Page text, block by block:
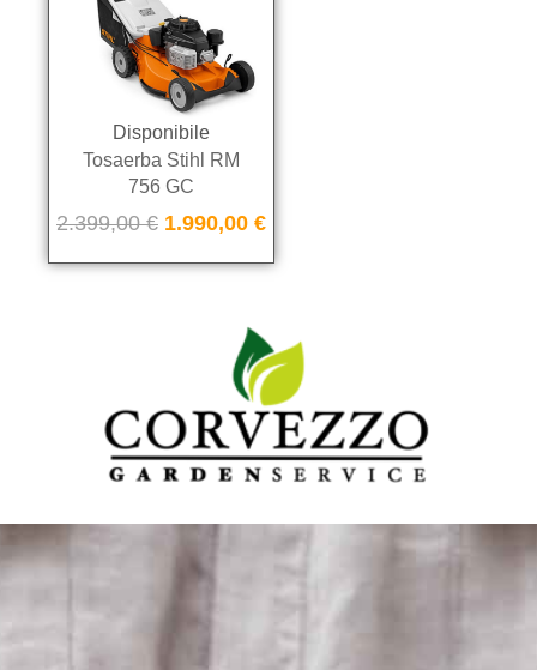
Disponibile
Tosaerba Stihl RM
756 GC
2.399,00€ 1.990,00 €